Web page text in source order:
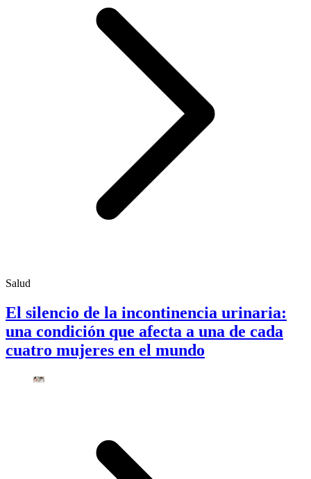
Salud
El silencio de la incontinencia urinaria:
una condición que afecta a una de cada
cuatro mujeres en el mundo